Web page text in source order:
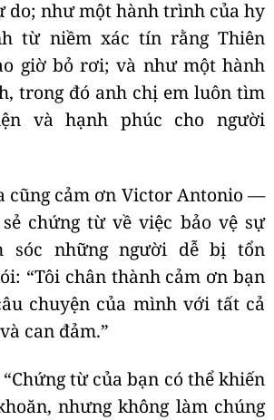
do; như một hành trình của hy
từ niềm xác tín rằng Thiên
giờ bỏ rơi; và như một hành
trong đó anh chị em luôn tìm
và hạnh phúc cho người
cũng cảm ơn Victor Antonio —
chứng từ về việc bảo vệ sự
sóc những người dễ bị tổn
“Tôi chân thành cảm ơn bạn
chuyện của mình với tất cả
can đảm.”
từ của bạn có thể khiến
nhưng không làm chúng